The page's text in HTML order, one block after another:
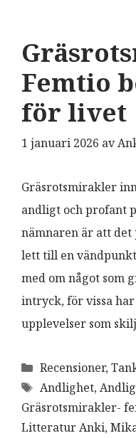
Femtio
för livet
1 januari 2026 av
Gräsrotsmirakler
andligt och profant
nämnaren är att
lett till en
med om något som
intryck, för vissa
upplevelser som
Kategorier
Recensioner,
Etiketter
Andlighet,
Gräsrotsmirakler-
Litteratur Anki,